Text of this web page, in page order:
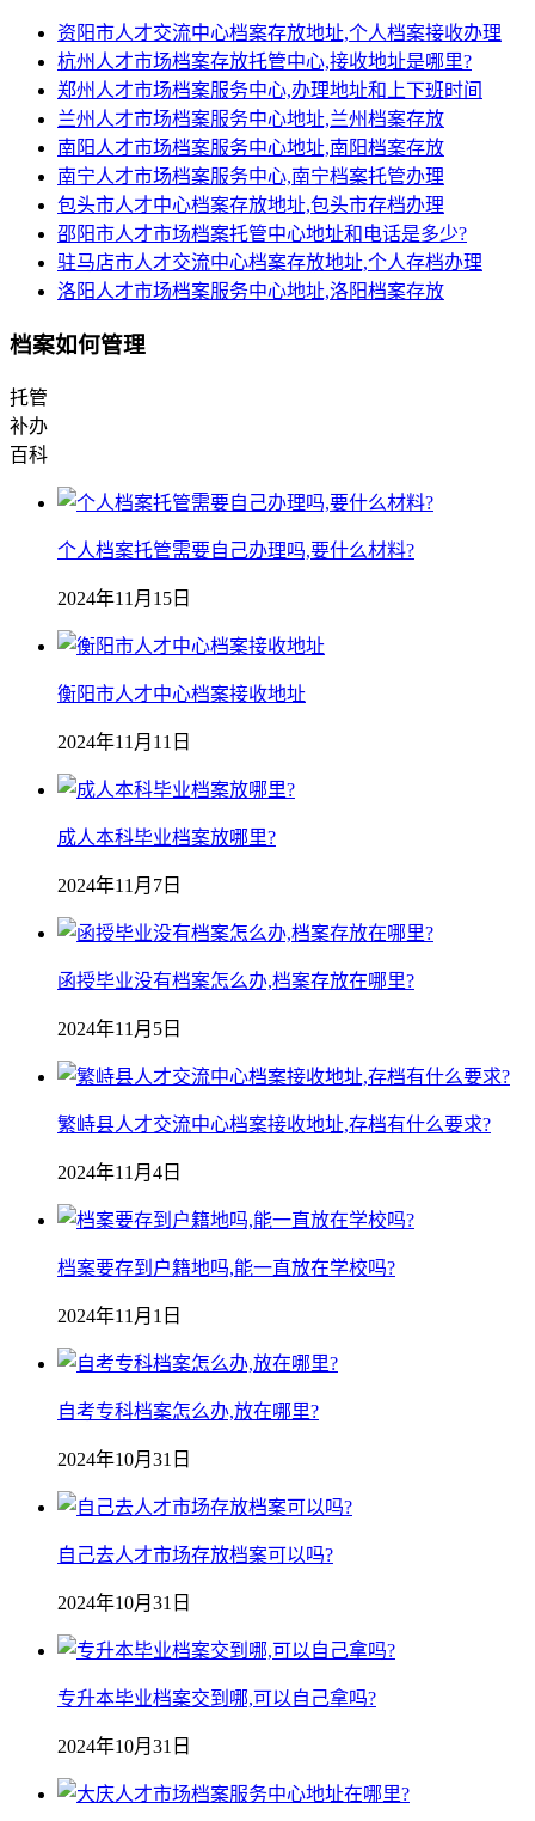
资阳市人才交流中心档案存放地址,个人档案接收办理
杭州人才市场档案存放托管中心,接收地址是哪里?
郑州人才市场档案服务中心,办理地址和上下班时间
兰州人才市场档案服务中心地址,兰州档案存放
南阳人才市场档案服务中心地址,南阳档案存放
南宁人才市场档案服务中心,南宁档案托管办理
包头市人才中心档案存放地址,包头市存档办理
邵阳市人才市场档案托管中心地址和电话是多少?
驻马店市人才交流中心档案存放地址,个人存档办理
洛阳人才市场档案服务中心地址,洛阳档案存放
档案如何管理
托管
补办
百科
个人档案托管需要自己办理吗,要什么材料?
2024年11月15日
衡阳市人才中心档案接收地址
2024年11月11日
成人本科毕业档案放哪里?
2024年11月7日
函授毕业没有档案怎么办,档案存放在哪里?
2024年11月5日
繁峙县人才交流中心档案接收地址,存档有什么要求?
2024年11月4日
档案要存到户籍地吗,能一直放在学校吗?
2024年11月1日
自考专科档案怎么办,放在哪里?
2024年10月31日
自己去人才市场存放档案可以吗?
2024年10月31日
专升本毕业档案交到哪,可以自己拿吗?
2024年10月31日